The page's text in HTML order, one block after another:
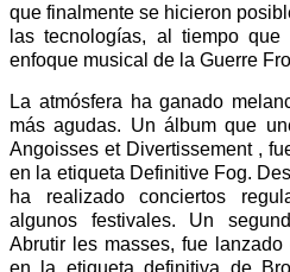
que finalmente se hicieron
las tecnologías, al tiempo
enfoque musical de la Guerre
La atmósfera ha ganado
más agudas. Un álbum que
Angoisses et Divertissement ,
en la etiqueta Definitive Fog.
ha realizado conciertos
algunos festivales. Un
Abrutir les masses, fue
en la etiqueta definitiva de